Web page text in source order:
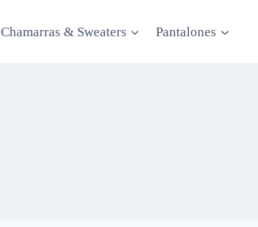
Chamarras & Sweaters Pantalones